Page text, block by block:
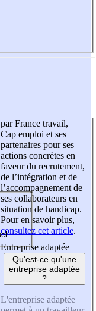
par France travail,
Cap emploi et ses
partenaires pour ses
actions concrètes en
faveur du recrutement,
de l’intégration et de
l’accompagnement de
ses collaborateurs en
situation de handicap.
Pour en savoir plus,
consultez cet article.
Entreprise adaptée
Qu'est-ce qu'une
entreprise adaptée
?
L'entreprise adaptée